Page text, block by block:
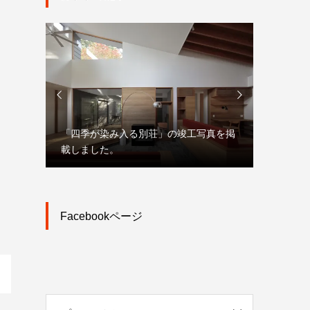

「四季が染み入る別荘」の竣工写真を掲
載しました。

Facebookページ